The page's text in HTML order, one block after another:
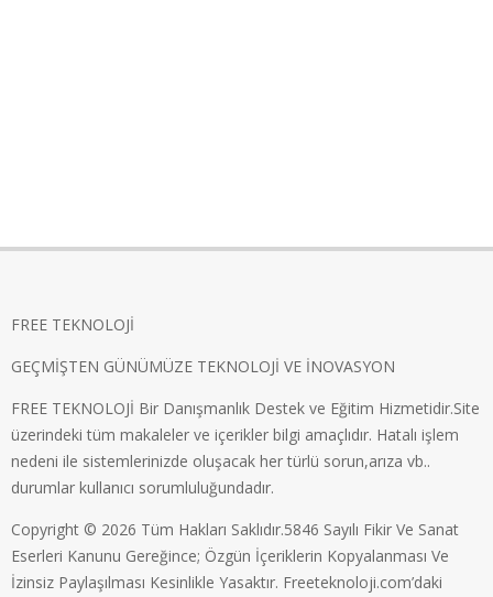
FREE TEKNOLOJİ
GEÇMİŞTEN GÜNÜMÜZE TEKNOLOJİ VE İNOVASYON
FREE TEKNOLOJİ Bir Danışmanlık Destek ve Eğitim Hizmetidir.Site
üzerindeki tüm makaleler ve içerikler bilgi amaçlıdır. Hatalı işlem
nedeni ile sistemlerinizde oluşacak her türlü sorun,arıza vb..
durumlar kullanıcı sorumluluğundadır.
Copyright © 2026 Tüm Hakları Saklıdır.5846 Sayılı Fikir Ve Sanat
Eserleri Kanunu Gereğince; Özgün İçeriklerin Kopyalanması Ve
İzinsiz Paylaşılması Kesinlikle Yasaktır. Freeteknoloji.com’daki